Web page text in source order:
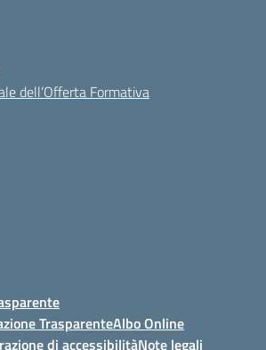
dell’Offerta Formativa
TrasparenteAlbo Online
di accessibilitàNote legali